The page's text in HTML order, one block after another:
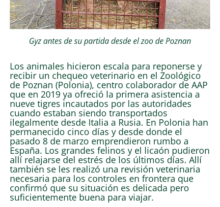
Gyz antes de su partida desde el zoo de Poznan
Los animales hicieron escala para reponerse y
recibir un chequeo veterinario en el Zoológico
de Poznan (Polonia), centro colaborador de AAP
que en 2019 ya ofreció la primera asistencia a
nueve tigres incautados por las autoridades
cuando estaban siendo transportados
ilegalmente desde Italia a Rusia. En Polonia han
permanecido cinco días y desde donde el
pasado 8 de marzo emprendieron rumbo a
España. Los grandes felinos y el licaón pudieron
allí relajarse del estrés de los últimos días. Allí
también se les realizó una revisión veterinaria
necesaria para los controles en frontera que
confirmó que su situación es delicada pero
suficientemente buena para viajar.